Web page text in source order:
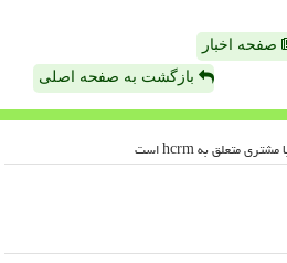
صفحه اخبار
بازگشت به صفحه اصلی